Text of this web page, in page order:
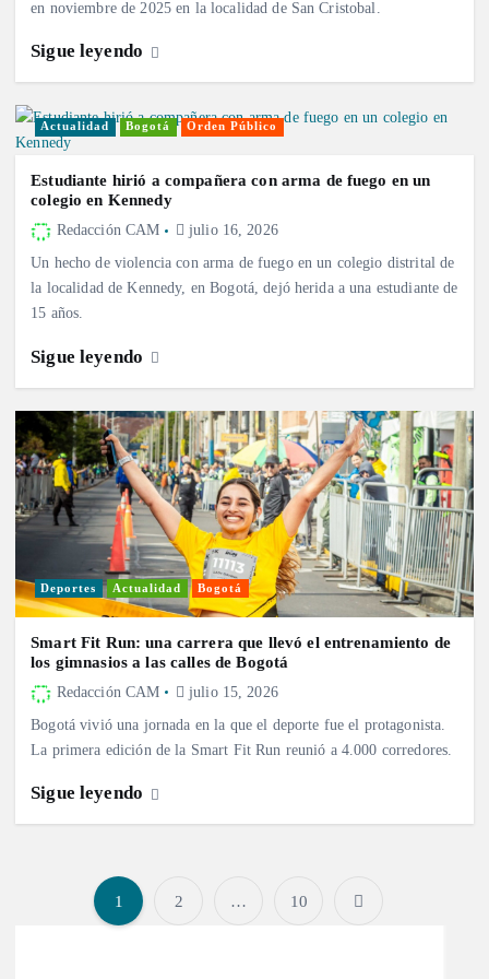
en noviembre de 2025 en la localidad de San Cristobal.
Sigue leyendo
Actualidad Bogotá Orden Público
Estudiante hirió a compañera con arma de fuego en un
colegio en Kennedy
Redacción CAM julio 16, 2026
Un hecho de violencia con arma de fuego en un colegio distrital de
la localidad de Kennedy, en Bogotá, dejó herida a una estudiante de
15 años.
Sigue leyendo
Deportes Actualidad Bogotá
Smart Fit Run: una carrera que llevó el entrenamiento de
los gimnasios a las calles de Bogotá
Redacción CAM julio 15, 2026
Bogotá vivió una jornada en la que el deporte fue el protagonista.
La primera edición de la Smart Fit Run reunió a 4.000 corredores.
Sigue leyendo
P
1 2 … 10